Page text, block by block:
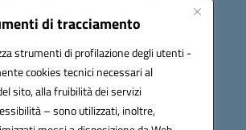
di tracciamento
strumenti di profilazione degli utenti -
cookies tecnici necessari al
sito, alla fruibilità dei servizi
– sono utilizzati, inoltre,